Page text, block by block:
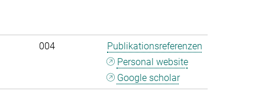
004
Publikationsreferenzen
Personal website
Google scholar